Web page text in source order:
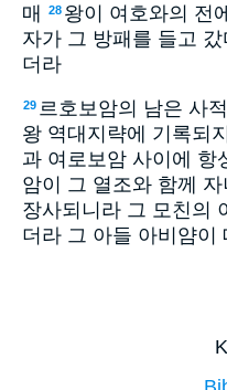
매
28 왕이 여호와의 전
자가 그 방패를 들고
더라
29 르호보암의 남은 사
왕 역대지략에 기록되
과 여로보암 사이에 항
암이 그 열조와 함께
장사되니라 그 모친의
더라 그 아들 아비얌이